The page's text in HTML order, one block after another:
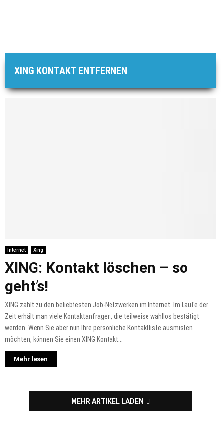
XING KONTAKT ENTFERNEN
Internet Xing
XING: Kontakt löschen – so
geht’s!
XING zählt zu den beliebtesten Job-Netzwerken im Internet. Im Laufe der
Zeit erhält man viele Kontaktanfragen, die teilweise wahllos bestätigt
werden. Wenn Sie aber nun Ihre persönliche Kontaktliste ausmisten
möchten, können Sie einen XING Kontakt...
Mehr lesen
MEHR ARTIKEL LADEN